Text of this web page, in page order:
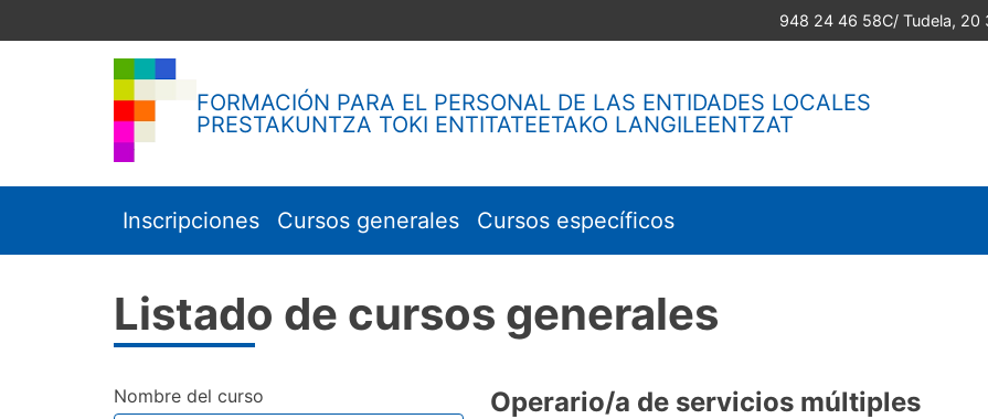
to
948 24 46 58C/ Tudela, 20
FORMACIÓN PARA EL PERSONAL DE LAS ENTIDADES LOCALES
PRESTAKUNTZA TOKI ENTITATEETAKO LANGILEENTZAT
Inscripciones Cursos generales Cursos específicos
Listado de cursos generales
Nombre del curso Operario/a de servicios múltiples